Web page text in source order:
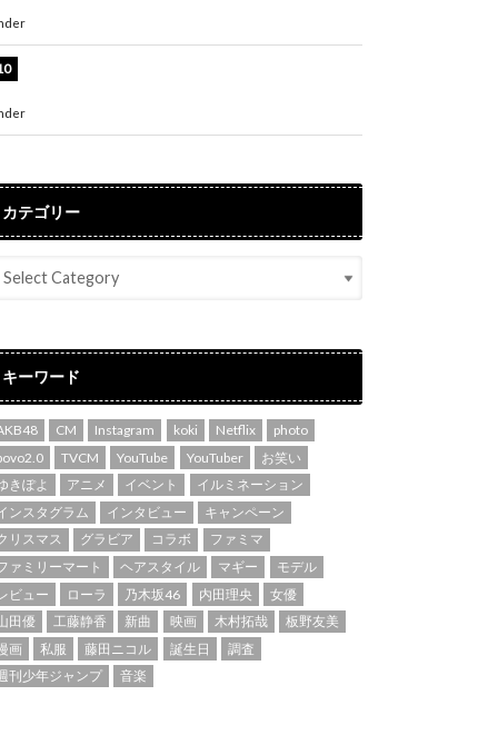
カテゴリー
キーワード
CM Instagram koki Netflix
photo
TVCM YouTube YouTuber
お笑い
きぽよ
アニメ イベント
イルミネーション
ンスタグラム
インタビュー
キャンペーン
リスマス
グラビア コラボ
ファミマ
ァミリーマート
ヘアスタイル マギー
モデル
ビュー
ローラ 乃木坂46 内田理央
女優
田優
工藤静香 新曲 映画 木村拓哉
板野友美
画
私服 藤田ニコル 誕生日
調査
刊少年ジャンプ
音楽